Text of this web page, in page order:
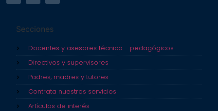
Secciones
Docentes y asesores técnico - pedagógicos
Directivos y supervisores
Padres, madres y tutores
Contrata nuestros servicios
Artículos de interés